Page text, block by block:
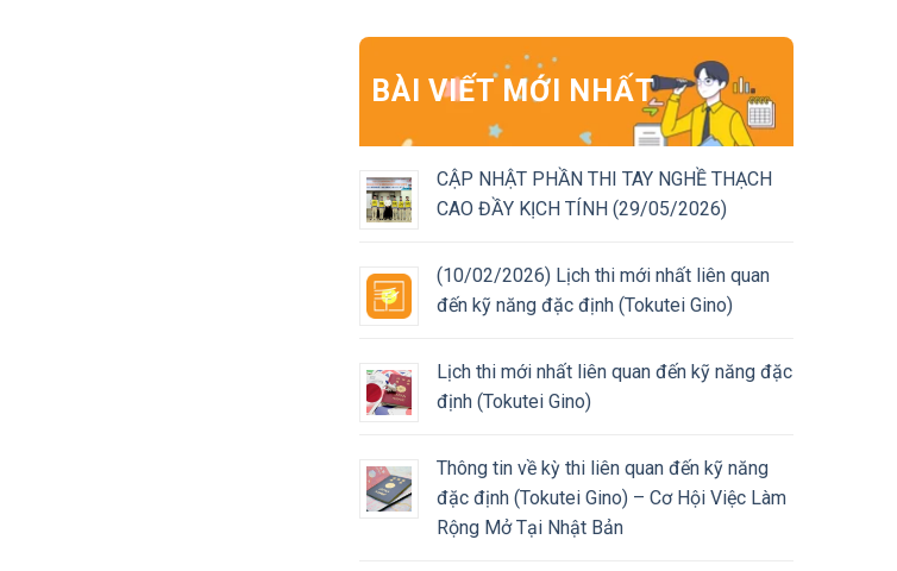
BÀI VIẾT MỚI NHẤT
CẬP NHẬT PHẦN THI TAY NGHỀ THẠCH
CAO ĐẦY KỊCH TÍNH (29/05/2026)
(10/02/2026) Lịch thi mới nhất liên quan
đến kỹ năng đặc định (Tokutei Gino)
Lịch thi mới nhất liên quan đến kỹ năng đặc
định (Tokutei Gino)
Thông tin về kỳ thi liên quan đến kỹ năng
đặc định (Tokutei Gino) – Cơ Hội Việc Làm
Rộng Mở Tại Nhật Bản